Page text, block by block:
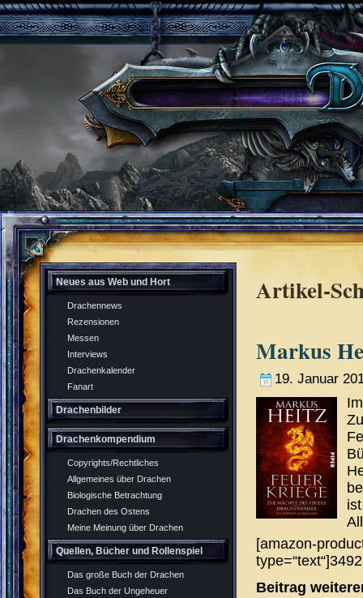
Neues aus Web und Hort
Drachennews
Rezensionen
Messen
Interviews
Drachenkalender
Fanart
Drachenbilder
Drachenkompendium
Copyrights/Rechtliches
Allgemeines über Drachen
Biologische Betrachtung
Drachen des Ostens
Meine Meinung über Drachen
Quellen, Bücher und Rollenspiel
Das große Buch der Drachen
Das Buch der Ungeheuer
Artikel-
Markus
19. Januar
[amazon-
Beitrag